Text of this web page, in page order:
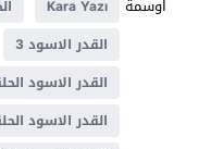
اوسمة
Kara Yazı
القدر الاسود 3
القدر الاسود
القدر الاسود الحلقة 3